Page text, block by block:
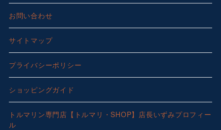
お問い合わせ
サイトマップ
プライバシーポリシー
ショッピングガイド
トルマリン専門店【トルマリ・SHOP】店長いずみプロフィー
ル